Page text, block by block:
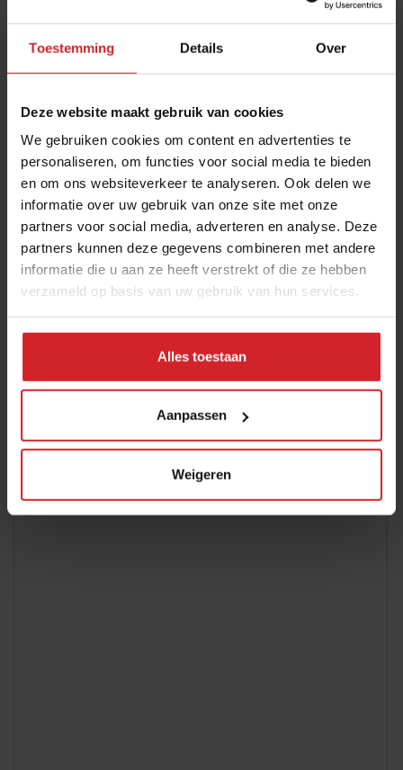
Toestemming Details Over
Deze website maakt gebruik van cookies
We gebruiken cookies om content en advertenties te
personaliseren, om functies voor social media te bieden
en om ons websiteverkeer te analyseren. Ook delen we
informatie over uw gebruik van onze site met onze
partners voor social media, adverteren en analyse. Deze
partners kunnen deze gegevens combineren met andere
informatie die u aan ze heeft verstrekt of die ze hebben
verzameld op basis van uw gebruik van hun services.
Alles toestaan
Aanpassen
Weigeren